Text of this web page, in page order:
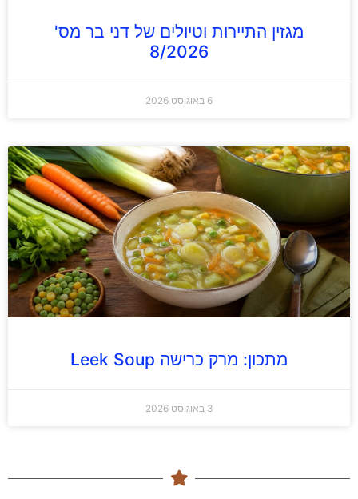
מגזין התיירות וטיולים של דני בר מס'
8/2026
6 באוגוסט 2026
מתכון: מרק כרישה Leek Soup
3 באוגוסט 2026